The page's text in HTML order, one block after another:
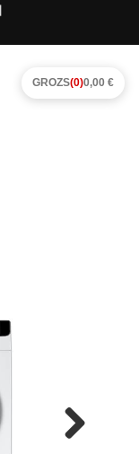
GROZS(0)0,00 €